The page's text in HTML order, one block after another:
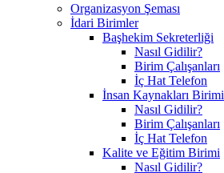
Organizasyon Şeması
İdari Birimler
Başhekim Sekreterliği
Nasıl Gidilir?
Birim Çalışanları
İç Hat Telefon
İnsan Kaynakları Birimi
Nasıl Gidilir?
Birim Çalışanları
İç Hat Telefon
Kalite ve Eğitim Birimi
Nasıl Gidilir?